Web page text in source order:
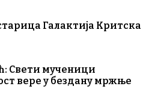
Галактија Критска
Свети мученици
вере у бездану мржње